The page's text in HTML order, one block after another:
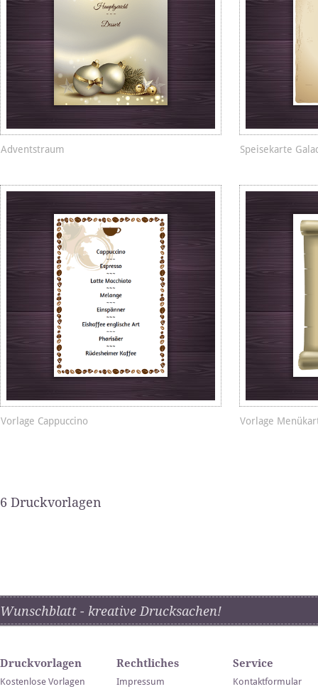
Adventstraum Speisekarte
Vorlage Cappuccino Vorlage
6 Druckvorlagen
Wunschblatt - kreative Drucksachen!
Druckvorlagen
Kostenlose Vorlagen
Rechtliches
Impressum
Service
Kontaktformular